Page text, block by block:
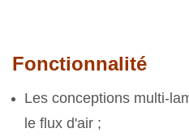
Fonctionnalité
Les conceptions multi-
le flux d'air ;